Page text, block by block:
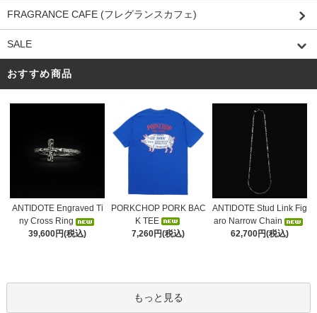
FRAGRANCE CAFE (フレグランスカフェ)
SALE
おすすめ商品
ANTIDOTE Engraved Ti
ny Cross Ring
39,600円(税込)
PORKCHOP PORK BAC
K TEE
7,260円(税込)
ANTIDOTE Stud Link Fig
aro Narrow Chain
62,700円(税込)
もっと見る